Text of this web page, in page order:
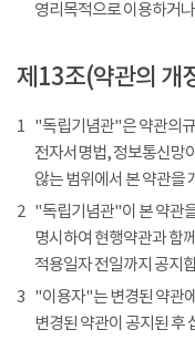
영리목적으로 이용하거
제13조(약관의 개
1 "독립기념관"은 약관의
전자서명법, 정보통신망
않는 범위에서 본 약관을
2 "독립기념관"이 본 약관
명시하여 현행약관과 함
적용일자 전일까지 공지
3 "이용자"는 변경된 약관
변경된 약관이 공지된 후